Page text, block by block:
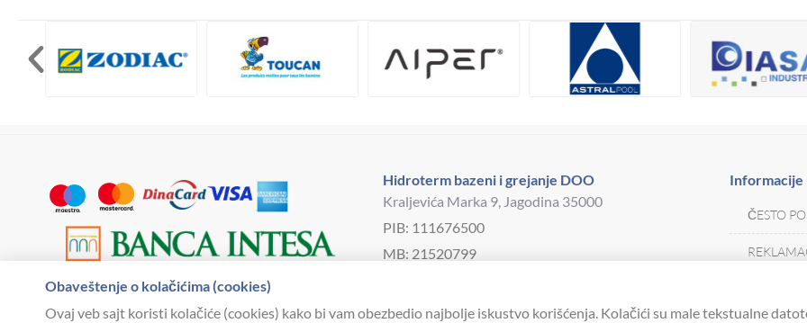
Hidroterm bazeni i grejanje DOO
Kraljevića Marka 9, Jagodina 35000
PIB: 111676500
MB: 21520799
hidrotermjagodina@yahoo.com
Informacije
ČESTO
Obaveštenje o kolačićima (cookies)
Ovaj veb sajt koristi kolačiće (cookies) kako bi vam obezbedio najbolje iskustvo korišćenja. Kolačići su male tekstualne